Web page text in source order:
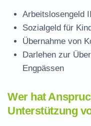
Arbeitslosengeld
Sozialgeld für
Übernahme von
Darlehen zur
Engpässen
Wer hat
Unterstützung